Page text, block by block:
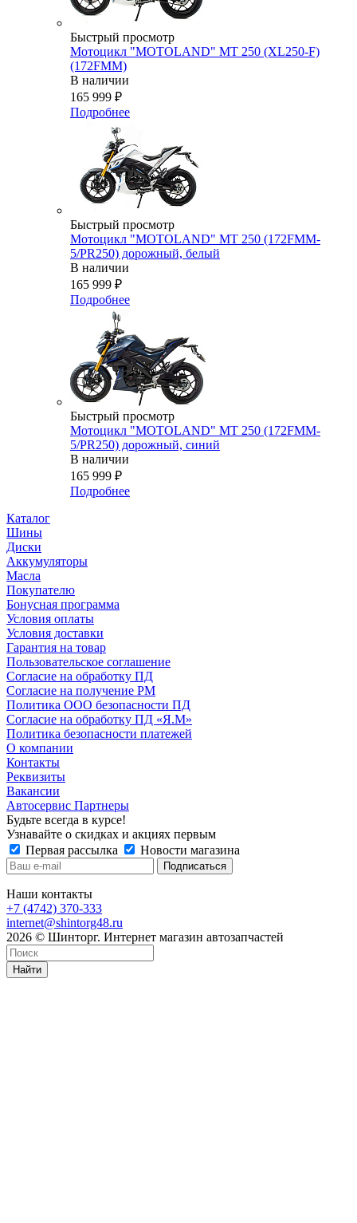
Быстрый просмотр
Мотоцикл "MOTOLAND" MT 250 (XL250-F)
(172FMM)
В наличии
165 999 ₽
Подробнее
Быстрый просмотр
Мотоцикл "MOTOLAND" MT 250 (172FMM-
5/PR250) дорожный, белый
В наличии
165 999 ₽
Подробнее
Быстрый просмотр
Мотоцикл "MOTOLAND" MT 250 (172FMM-
5/PR250) дорожный, синий
В наличии
165 999 ₽
Подробнее
Каталог
Шины
Диски
Аккумуляторы
Масла
Покупателю
Бонусная программа
Условия оплаты
Условия доставки
Гарантия на товар
Пользовательское соглашение
Согласие на обработку ПД
Согласие на получение РМ
Политика ООО безопасности ПД
Согласие на обработку ПД «Я.М»
Политика безопасности платежей
О компании
Контакты
Реквизиты
Вакансии
Автосервис Партнеры
Будьте всегда в курсе!
Узнавайте о скидках и акциях первым
Первая рассылка
Новости магазина
Наши контакты
+7 (4742) 370-333
internet@shintorg48.ru
2026 © Шинторг. Интернет магазин автозапчастей
Найти